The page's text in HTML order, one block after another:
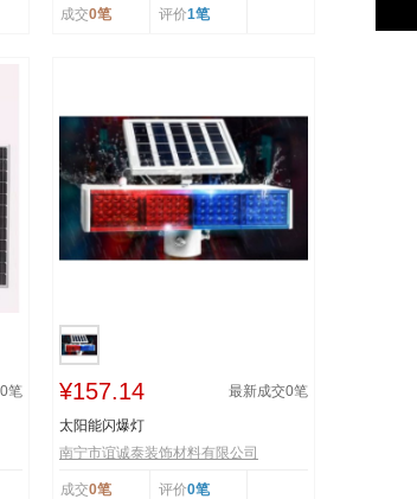
成交0笔 评价1笔
0笔 ¥157.14 最新成交0笔
太阳能闪爆灯
南宁市谊诚泰装饰材料有限公司
成交0笔 评价0笔